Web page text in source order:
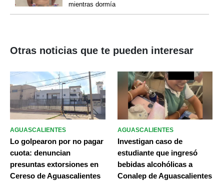
mientras dormía
Otras noticias que te pueden interesar
AGUASCALIENTES
Lo golpearon por no pagar
cuota: denuncian
presuntas extorsiones en
Cereso de Aguascalientes
AGUASCALIENTES
Investigan caso de
estudiante que ingresó
bebidas alcohólicas a
Conalep de Aguascalientes